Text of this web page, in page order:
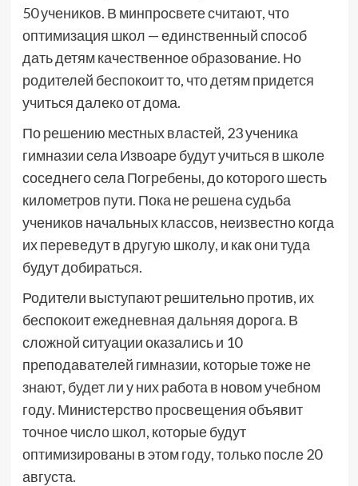
50 учеников. В минпросвете считают, что
оптимизация школ — единственный способ
дать детям качественное образование. Но
родителей беспокоит то, что детям придется
учиться далеко от дома.
По решению местных властей, 23 ученика
гимназии села Извоаре будут учиться в школе
соседнего села Погребены, до которого шесть
километров пути. Пока не решена судьба
учеников начальных классов, неизвестно когда
их переведут в другую школу, и как они туда
будут добираться.
Родители выступают решительно против, их
беспокоит ежедневная дальняя дорога. В
сложной ситуации оказались и 10
преподавателей гимназии, которые тоже не
знают, будет ли у них работа в новом учебном
году. Министерство просвещения объявит
точное число школ, которые будут
оптимизированы в этом году, только после 20
августа.